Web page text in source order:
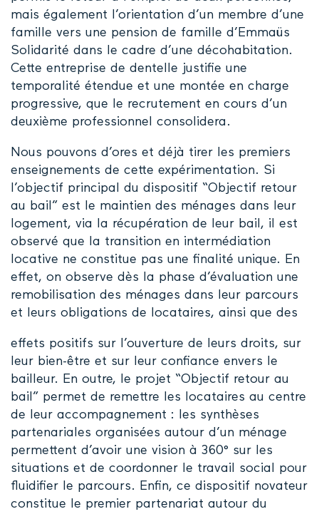
mais également l’orientation d’un membre d’une
famille vers une pension de famille d’Emmaüs
Solidarité dans le cadre d’une décohabitation.
Cette entreprise de dentelle justifie une
temporalité étendue et une montée en charge
progressive, que le recrutement en cours d’un
deuxième professionnel consolidera.
Nous pouvons d’ores et déjà tirer les premiers
enseignements de cette expérimentation. Si
l’objectif principal du dispositif “Objectif retour
au bail” est le maintien des ménages dans leur
logement, via la récupération de leur bail, il est
observé que la transition en intermédiation
locative ne constitue pas une finalité unique. En
effet, on observe dès la phase d’évaluation une
remobilisation des ménages dans leur parcours
et leurs obligations de locataires, ainsi que des
effets positifs sur l’ouverture de leurs droits, sur
leur bien-être et sur leur confiance envers le
bailleur. En outre, le projet “Objectif retour au
bail” permet de remettre les locataires au centre
de leur accompagnement : les synthèses
partenariales organisées autour d’un ménage
permettent d’avoir une vision à 360° sur les
situations et de coordonner le travail social pour
fluidifier le parcours. Enfin, ce dispositif novateur
constitue le premier partenariat autour du